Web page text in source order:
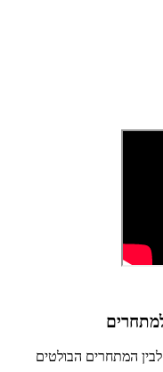
השוואת רמות הגימור של סובארו B4 2009 לבין המתחרים הבולטים